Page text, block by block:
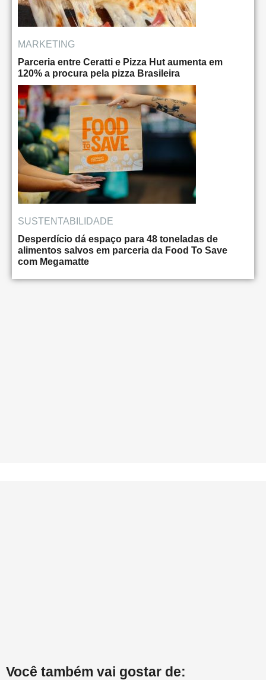
MARKETING
Parceria entre Ceratti e Pizza Hut aumenta em
120% a procura pela pizza Brasileira
SUSTENTABILIDADE
Desperdício dá espaço para 48 toneladas de
alimentos salvos em parceria da Food To Save
com Megamatte
Você também vai gostar de: